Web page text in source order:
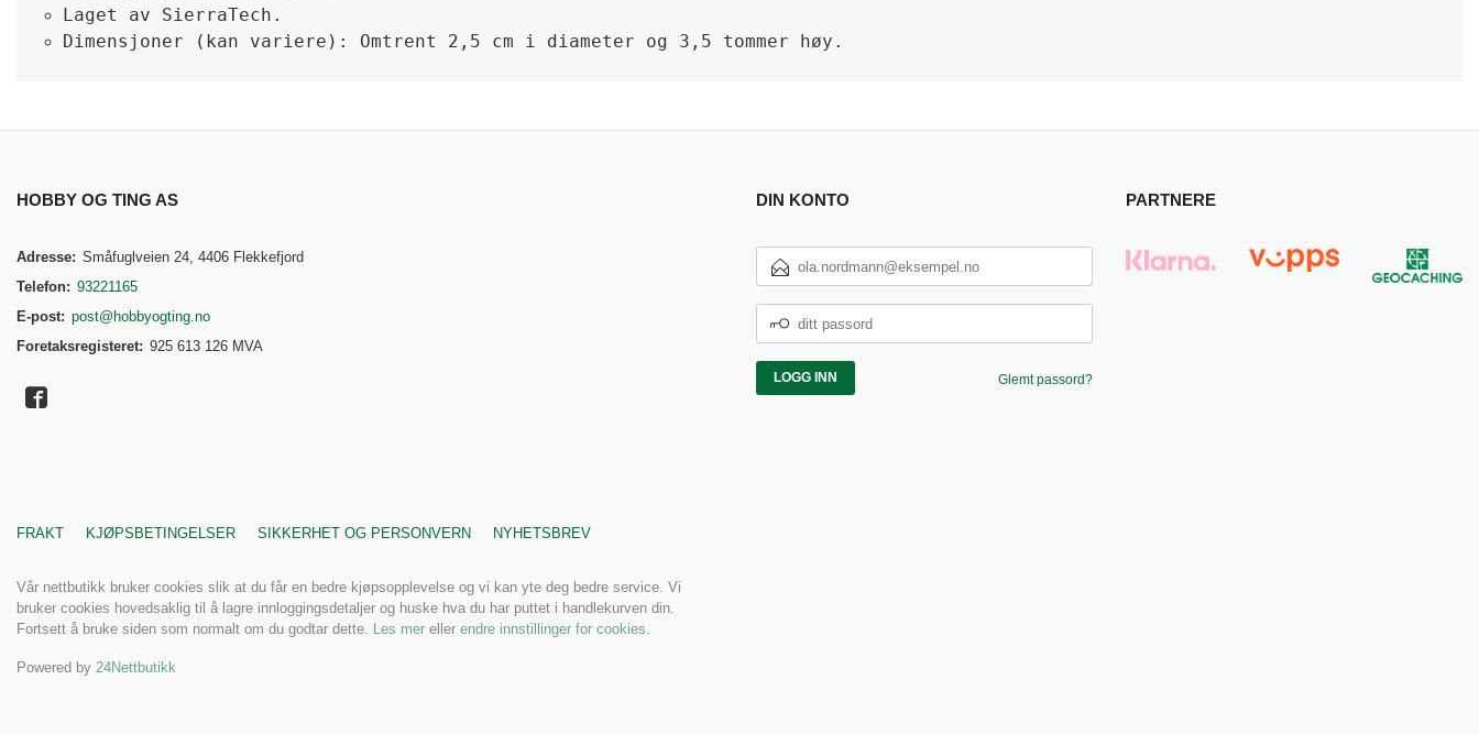
Laget av SierraTech.
Dimensjoner (kan variere): Omtrent 2,5 cm i diameter og 3,5 tommer høy.
HOBBY OG TING AS
Adresse: Småfuglveien 24, 4406 Flekkefjord
Telefon: 93221165
E-post: post@hobbyogting.no
Foretaksregisteret: 925 613 126 MVA
DIN KONTO
POSTADRESSE
PASSORD
Glemt passord?
PARTNERE
FRAKT KJØPSBETINGELSER SIKKERHET OG PERSONVERN NYHETSBREV
Vår nettbutikk bruker cookies slik at du får en bedre kjøpsopplevelse og vi kan yte deg bedre service. Vi
bruker cookies hovedsaklig til å lagre innloggingsdetaljer og huske hva du har puttet i handlekurven din.
Fortsett å bruke siden som normalt om du godtar dette. Les mer eller endre innstillinger for cookies.
Powered by 24Nettbutikk